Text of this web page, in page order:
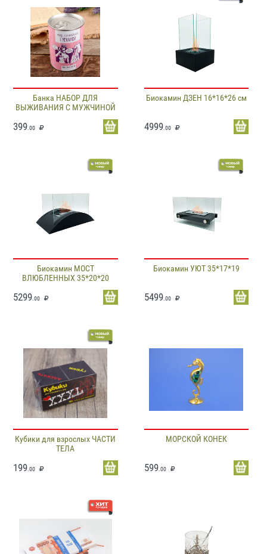
Банка НАБОР ДЛЯ
ВЫЖИВАНИЯ С МУЖЧИНОЙ
399 .00
Биокамин ДЗЕН 16*16*26 см
4999.00
Биокамин МОСТ
ВЛЮБЛЕННЫХ 35*20*20
5299 .00
Биокамин УЮТ 35*17*19
5499.00
Кубики для взрослых ЧАСТИ
ТЕЛА
199 .00
МОРСКОЙ КОНЕК
599.00